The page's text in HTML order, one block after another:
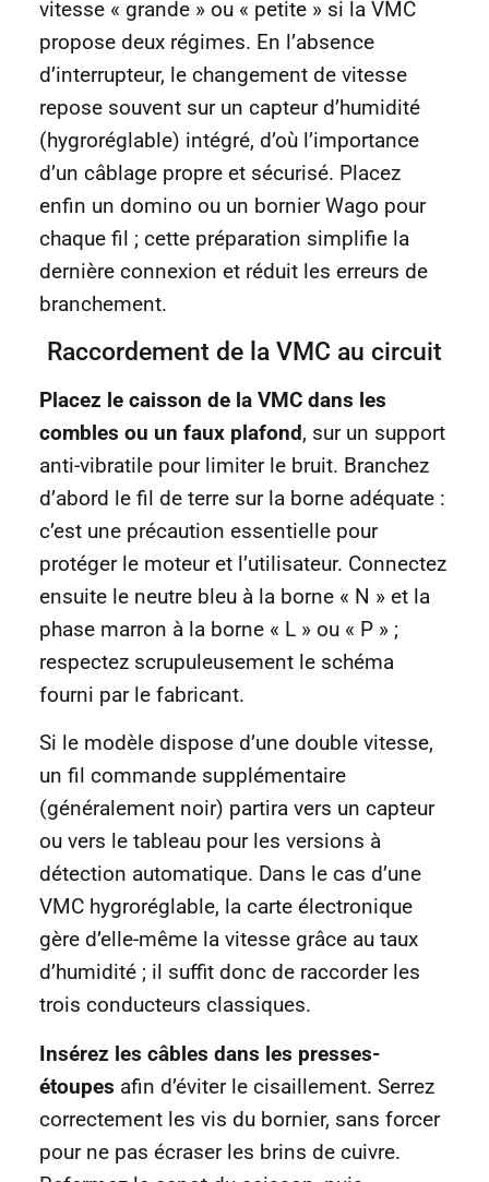
vitesse « grande » ou « petite » si la VMC
propose deux régimes. En l’absence
d’interrupteur, le changement de vitesse
repose souvent sur un capteur d’humidité
(hygroréglable) intégré, d’où l’importance
d’un câblage propre et sécurisé. Placez
enfin un domino ou un bornier Wago pour
chaque fil ; cette préparation simplifie la
dernière connexion et réduit les erreurs de
branchement.
Raccordement de la VMC au circuit
Placez le caisson de la VMC dans les
combles ou un faux plafond, sur un support
anti-vibratile pour limiter le bruit. Branchez
d’abord le fil de terre sur la borne adéquate :
c’est une précaution essentielle pour
protéger le moteur et l’utilisateur. Connectez
ensuite le neutre bleu à la borne « N » et la
phase marron à la borne « L » ou « P » ;
respectez scrupuleusement le schéma
fourni par le fabricant.
Si le modèle dispose d’une double vitesse,
un fil commande supplémentaire
(généralement noir) partira vers un capteur
ou vers le tableau pour les versions à
détection automatique. Dans le cas d’une
VMC hygroréglable, la carte électronique
gère d’elle-même la vitesse grâce au taux
d’humidité ; il suffit donc de raccorder les
trois conducteurs classiques.
Insérez les câbles dans les presses-
étoupes afin d’éviter le cisaillement. Serrez
correctement les vis du bornier, sans forcer
pour ne pas écraser les brins de cuivre.